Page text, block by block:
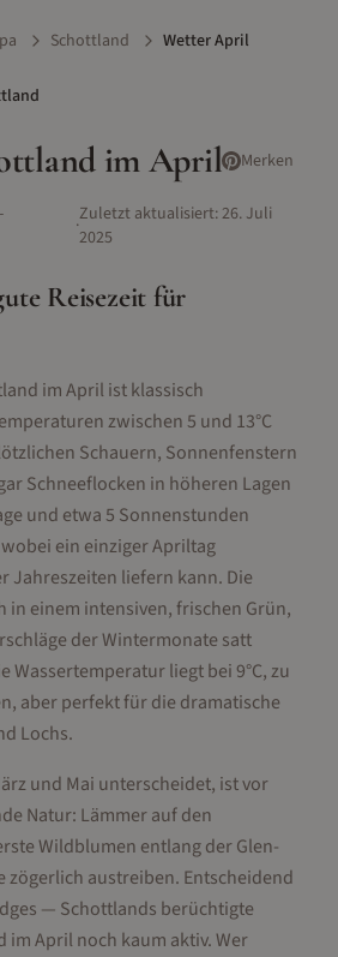
Schottland Wetter April
imApril Merken
·Zuletzt aktualisiert:26. Juli
2025
Reisezeit für
im April ist klassisch
zwischen 5 und 13°C
Schauern, Sonnenfenstern
Schneeflocken in höheren Lagen
und etwa 5 Sonnenstunden
ein einziger Apriltag
Jahreszeiten liefern kann. Die
in einem intensiven, frischen Grün,
der Wintermonate satt
Wassertemperatur liegt bei 9°C, zu
aber perfekt für die dramatische
Lochs.
und Mai unterscheidet, ist vor
Natur: Lämmer auf den
Wildblumen entlang der Glen-
zögerlich austreiben. Entscheidend
— Schottlands berüchtigte
im April noch kaum aktiv. Wer